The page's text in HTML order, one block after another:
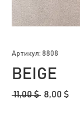
Артикул: 8808
BEIGE
11,00 $ Звичайна
8,00 $За